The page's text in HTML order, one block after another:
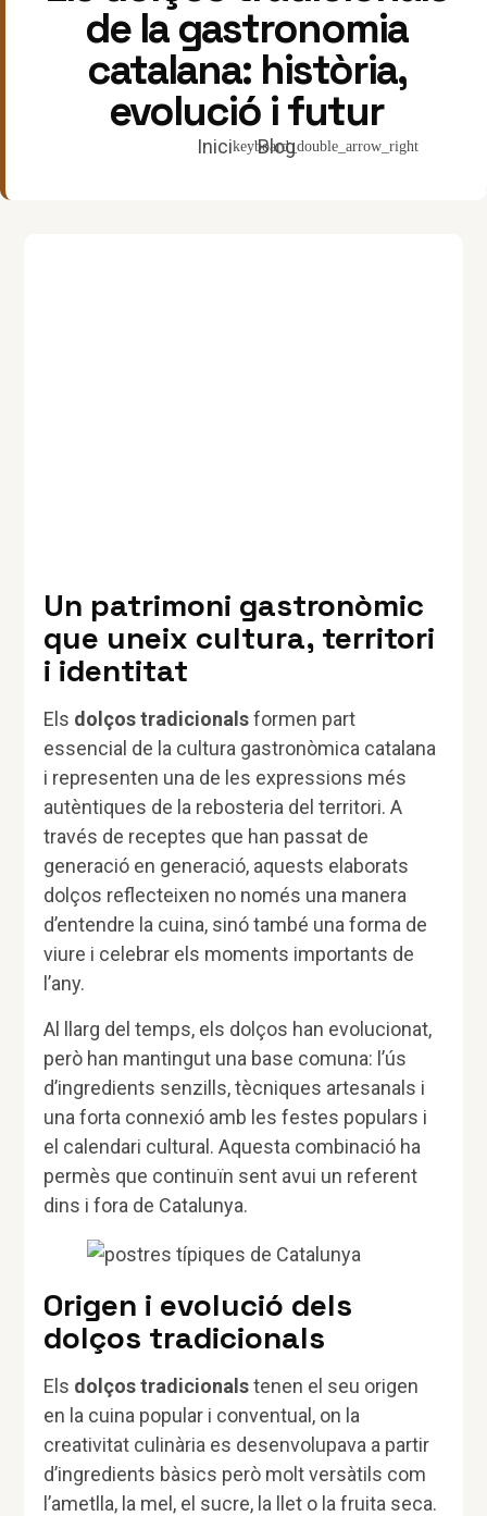
de la gastronomia
catalana: història,
evolució i futur
Inici Blog
Un patrimoni gastronòmic
que uneix cultura, territori
i identitat
Els dolços tradicionalsformen part
essencial de la cultura gastronòmica catalana
i representen una de les expressions més
autèntiques de la rebosteria del territori. A
través de receptes que han passat de
generació en generació, aquests elaborats
dolços reflecteixen no només una manera
d’entendre la cuina, sinó també una forma de
viure i celebrar els moments importants de
l’any.
Al llarg del temps, els dolços han evolucionat,
però han mantingut una base comuna: l’ús
d’ingredients senzills, tècniques artesanals i
una forta connexió amb les festes populars i
el calendari cultural. Aquesta combinació ha
permès que continuïn sent avui un referent
dins i fora de Catalunya.
Origen i evolució dels
dolços tradicionals
Els dolços tradicionalstenen el seu origen
en la cuina popular i conventual, on la
creativitat culinària es desenvolupava a partir
d’ingredients bàsics però molt versàtils com
l’ametlla, la mel, el sucre, la llet o la fruita seca.